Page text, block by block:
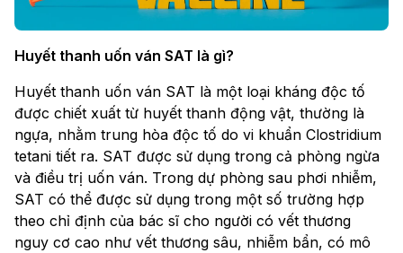
Huyết thanh uốn ván SAT là gì?
Huyết thanh uốn ván SAT là một loại kháng độc tố
được chiết xuất từ huyết thanh động vật, thường là
ngựa, nhằm trung hòa độc tố do vi khuẩn Clostridium
tetani tiết ra. SAT được sử dụng trong cả phòng ngừa
và điều trị uốn ván. Trong dự phòng sau phơi nhiễm,
SAT có thể được sử dụng trong một số trường hợp
theo chỉ định của bác sĩ cho người có vết thương
nguy cơ cao như vết thương sâu, nhiễm bẩn, có mô